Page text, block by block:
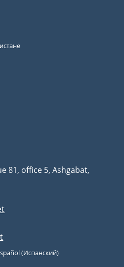
81, office 5, Ashgabat,
(Испанский)